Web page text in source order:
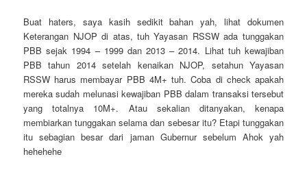
Buat haters, saya kasih sedikit bahan yah, lihat dokumen
Keterangan NJOP di atas, tuh Yayasan RSSW ada tunggakan
PBB sejak 1994 – 1999 dan 2013 – 2014. Lihat tuh kewajiban
PBB tahun 2014 setelah kenaikan NJOP, setahun Yayasan
RSSW harus membayar PBB 4M+ tuh. Coba di check apakah
mereka sudah melunasi kewajiban PBB dalam transaksi tersebut
yang totalnya 10M+. Atau sekalian ditanyakan, kenapa
membiarkan tunggakan selama dan sebesar itu? Etapi tunggakan
itu sebagian besar dari jaman Gubernur sebelum Ahok yah
hehehehe